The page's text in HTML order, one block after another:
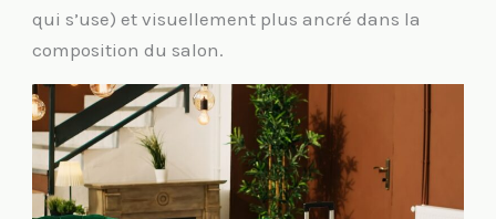
qui s’use) et visuellement plus ancré dans la
composition du salon.